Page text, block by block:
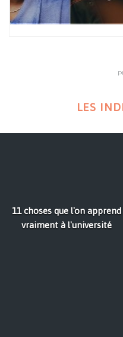
LES
11 choses que l'on apprend
vraiment à l'université